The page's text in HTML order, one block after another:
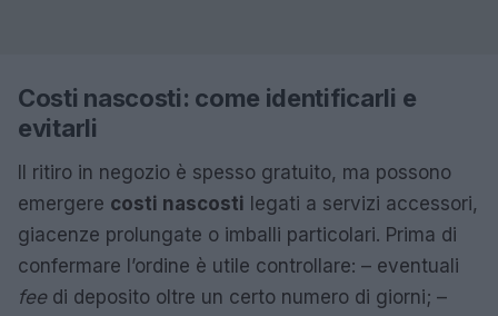
Costi nascosti: come identificarli e
evitarli
Il ritiro in negozio è spesso gratuito, ma possono
emergere costi nascosti legati a servizi accessori,
giacenze prolungate o imballi particolari. Prima di
confermare l’ordine è utile controllare: – eventuali
feedi deposito oltre un certo numero di giorni; –